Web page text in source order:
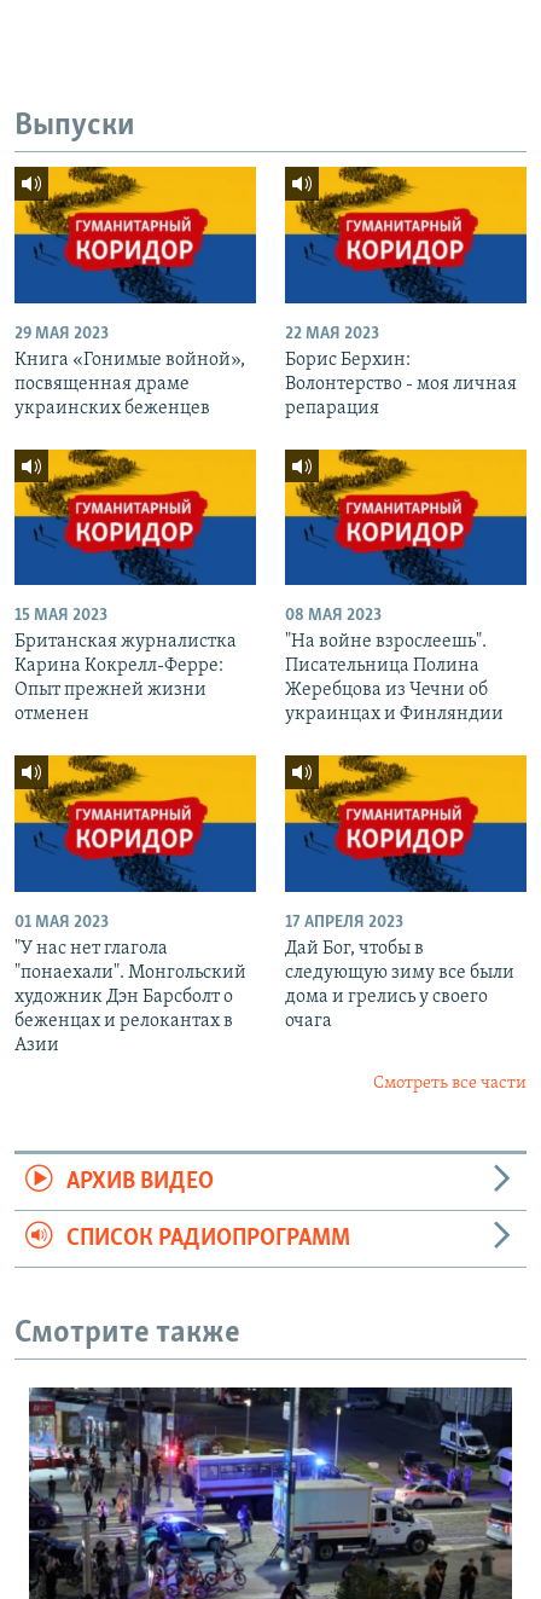
Выпуски
29 МАЯ 2023
Книга «Гонимые войной»,
посвященная драме
украинских беженцев
22 МАЯ 2023
Борис Берхин:
Волонтерство - моя личная
репарация
15 МАЯ 2023
Британская журналистка
Карина Кокрелл-Ферре:
Опыт прежней жизни
отменен
08 МАЯ 2023
"На войне взрослеешь".
Писательница Полина
Жеребцова из Чечни об
украинцах и Финляндии
01 МАЯ 2023
"У нас нет глагола
"понаехали". Монгольский
художник Дэн Барсболт о
беженцах и релокантах в
Азии
17 АПРЕЛЯ 2023
Дай Бог, чтобы в
следующую зиму все были
дома и грелись у своего
очага
Смотреть все части
АРХИВ ВИДЕО
СПИСОК РАДИОПРОГРАММ
Смотрите также